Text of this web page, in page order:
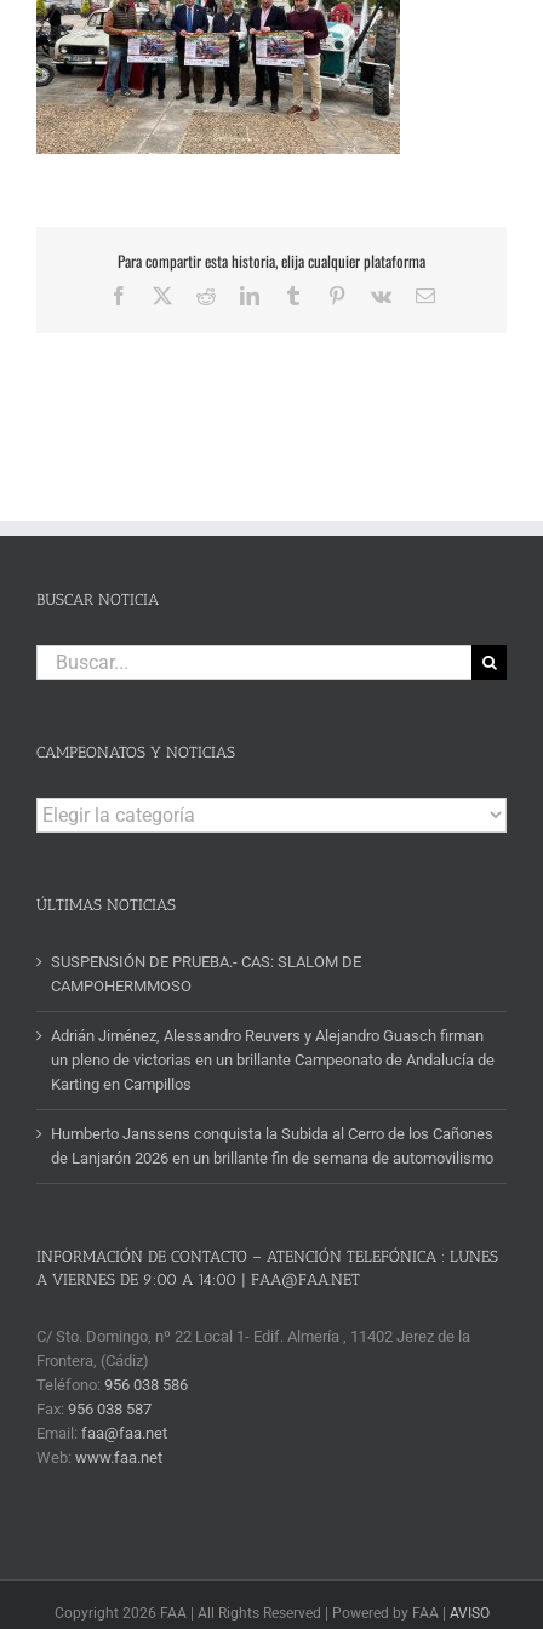
Para compartir esta historia, elija cualquier plataforma
Facebook RedditLinkedInTumblr Pinterest
Vk
Correo
BUSCAR NOTICIA
Buscar:
CAMPEONATOS Y NOTICIAS
Campeonatos
y
ÚLTIMAS NOTICIAS
SUSPENSIÓN DE PRUEBA.- CAS: SLALOM DE
CAMPOHERMMOSO
Adrián Jiménez, Alessandro Reuvers y Alejandro Guasch firman
un pleno de victorias en un brillante Campeonato de Andalucía de
Karting en Campillos
Humberto Janssens conquista la Subida al Cerro de los Cañones
de Lanjarón 2026 en un brillante fin de semana de automovilismo
INFORMACIÓN DE CONTACTO – ATENCIÓN TELEFÓNICA : LUNES
A VIERNES DE 9:00 A 14:00 | FAA@FAA.NET
C/ Sto. Domingo, nº 22 Local 1- Edif. Almería , 11402 Jerez de la
Frontera, (Cádiz)
Teléfono: 956 038 586
Fax: 956 038 587
Email: faa@faa.net
Web: www.faa.net
Copyright 2026 FAA | All Rights Reserved | Powered by FAA | AVISO